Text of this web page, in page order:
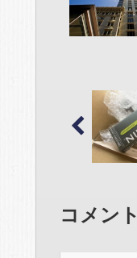
コメント